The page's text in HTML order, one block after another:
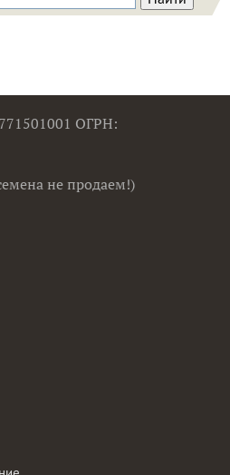
ОГРН:
не продаем!)